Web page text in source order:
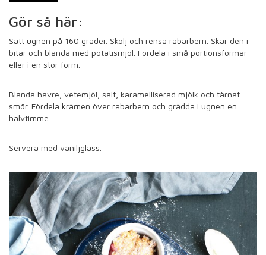
Gör så här:
Sätt ugnen på 160 grader. Skölj och rensa rabarbern. Skär den i
bitar och blanda med potatismjöl. Fördela i små portionsformar
eller i en stor form.
Blanda havre, vetemjöl, salt, karamelliserad mjölk och tärnat
smör. Fördela krämen över rabarbern och grädda i ugnen en
halvtimme.
Servera med vaniljglass.